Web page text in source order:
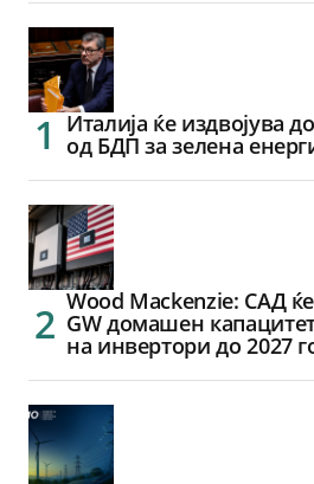
Италија ќе издвојува
од БДП за зелена
Wood Mackenzie: САД
GW домашен
на инвертори до 2027